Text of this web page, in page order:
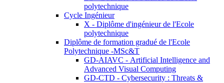
polytechnique
Cycle Ingénieur
X - Diplôme d'ingénieur de l'Ecole
polytechnique
Diplôme de formation gradué de l'Ecole
Polytechnique -MSc&T
GD-AIAVC - Artificial Intelligence and
Advanced Visual Computing
GD-CTD - Cybersecurity : Threats &